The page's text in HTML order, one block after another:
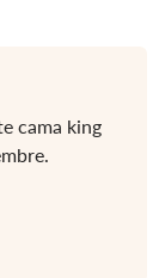
cama king